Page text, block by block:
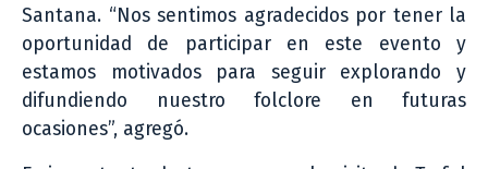
Santana. “Nos sentimos agradecidos por tener la
oportunidad de participar en este evento y
estamos motivados para seguir explorando y
difundiendo nuestro folclore en futuras
ocasiones”, agregó.